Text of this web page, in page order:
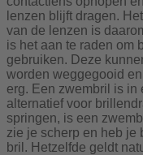
lenzen blijft dragen.
van de lenzen is
is het aan te raden om
gebruiken. Deze
worden weggegooid
erg. Een zwembril is in
alternatief voor
springen, is een
zie je scherp en heb je
bril. Hetzelfde geldt